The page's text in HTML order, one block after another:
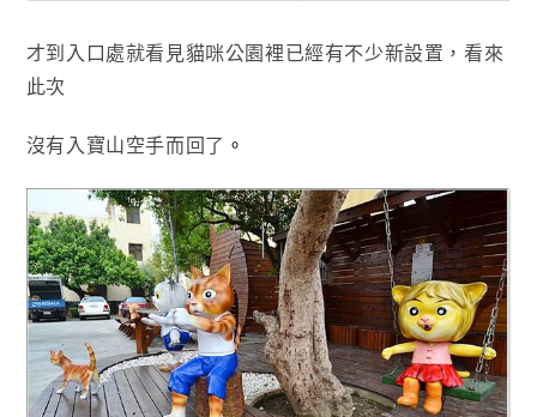
才到入口處就看見貓咪公園裡已經有不少新設置，看來
此次
沒有入寶山空手而回了 。